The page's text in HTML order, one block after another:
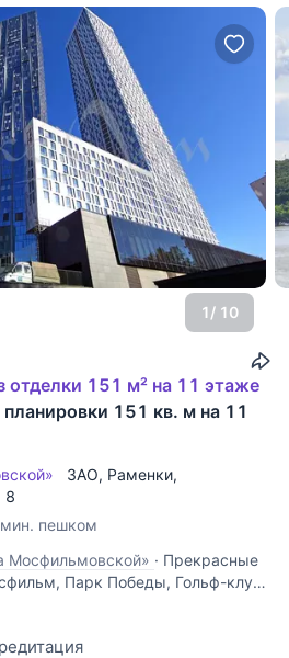
1/ 10
отделки 151 м² на 11 этаже
151 кв. м на 11
ЗАО, Раменки,
8
пешком
· Прекрасные
Парк Победы, Гольф-клуб,
отделки. Планируется: кухня-
Секция В. "Дом на
эффектный и модный